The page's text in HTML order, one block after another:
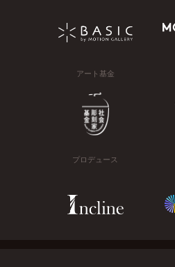
アート基金
プロデュース